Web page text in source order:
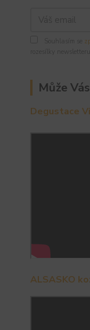
Může
Degustace
ALSASKO